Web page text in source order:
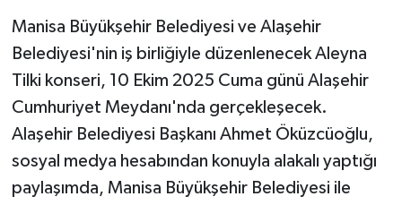
Manisa Büyükşehir Belediyesi ve Alaşehir
Belediyesi'nin iş birliğiyle düzenlenecek Aleyna
Tilki konseri, 10 Ekim 2025 Cuma günü Alaşehir
Cumhuriyet Meydanı'nda gerçekleşecek.
Alaşehir Belediyesi Başkanı Ahmet Öküzcüoğlu,
sosyal medya hesabından konuyla alakalı yaptığı
paylaşımda, Manisa Büyükşehir Belediyesi ile